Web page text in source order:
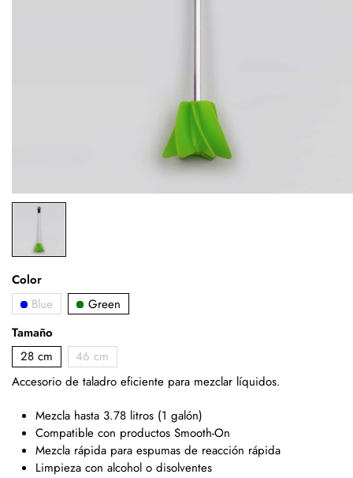
Color
Blue
Green
Tamaño
28 cm
46 cm
Accesorio de taladro eficiente para mezclar líquidos.
Mezcla hasta 3.78 litros (1 galón)
Compatible con productos Smooth-On
Mezcla rápida para espumas de reacción rápida
Limpieza con alcohol o disolventes